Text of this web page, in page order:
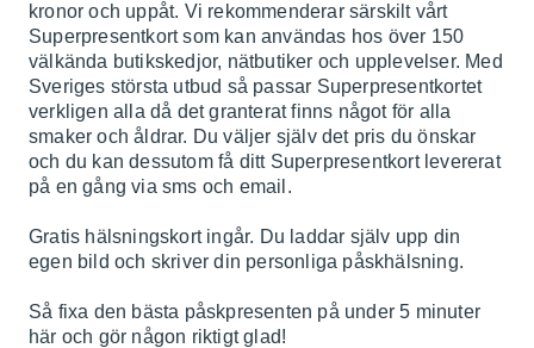
kronor och uppåt. Vi rekommenderar särskilt vårt
Superpresentkort som kan användas hos över 150
välkända butikskedjor, nätbutiker och upplevelser. Med
Sveriges största utbud så passar Superpresentkortet
verkligen alla då det granterat finns något för alla
smaker och åldrar. Du väljer själv det pris du önskar
och du kan dessutom få ditt Superpresentkort levererat
på en gång via sms och email.
Gratis hälsningskort ingår. Du laddar själv upp din
egen bild och skriver din personliga påskhälsning.
Så fixa den bästa påskpresenten på under 5 minuter
här och gör någon riktigt glad!